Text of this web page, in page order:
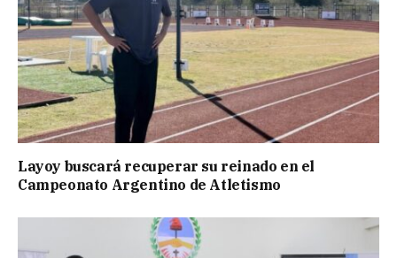
Layoy buscará recuperar su reinado en el
Campeonato Argentino de Atletismo